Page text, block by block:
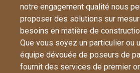
notre engagement qualité nous
proposer des solutions sur
besoins en matière de
Que vous soyez un particulier ou
équipe dévouée de poseurs de
fournit des services de premier